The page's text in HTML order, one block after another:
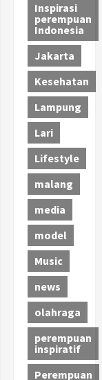
Inspirasi
perempuan
Indonesia
Jakarta
Kesehatan
Lampung
Lari
Lifestyle
malang
media
model
Music
news
olahraga
perempuan
inspiratif
Perempuan